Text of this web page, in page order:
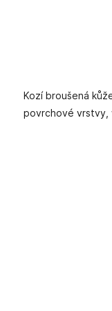
Kozí broušená
povrchové vrstvy,